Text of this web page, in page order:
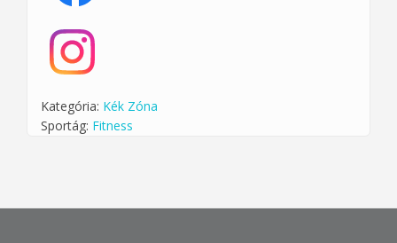
Kategória: Kék Zóna
Sportág: Fitness